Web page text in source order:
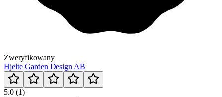
Zweryfikowany
Hjelte Garden Design AB
5.0 (1)